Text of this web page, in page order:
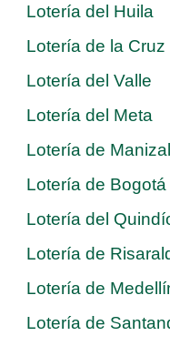
Lotería del Huila
Lotería de la Cruz
Lotería del Valle
Lotería del Meta
Lotería de
Lotería de Bogotá
Lotería del
Lotería de
Lotería de
Lotería de